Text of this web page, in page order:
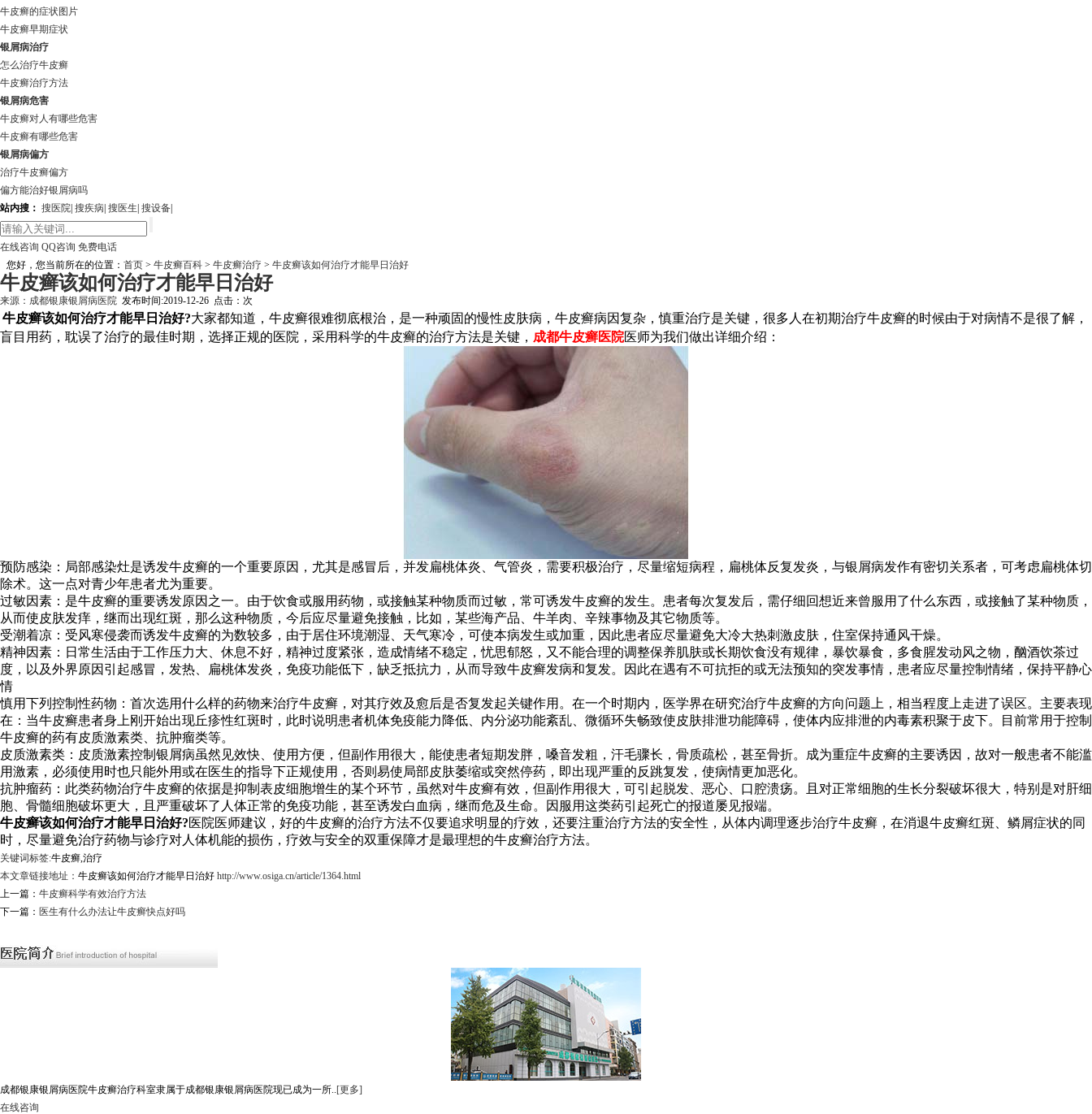
牛皮癣的症状图片
牛皮癣早期症状
银屑病治疗
怎么治疗牛皮癣
牛皮癣治疗方法
银屑病危害
牛皮癣对人有哪些危害
牛皮癣有哪些危害
银屑病偏方
治疗牛皮癣偏方
偏方能治好银屑病吗
站内搜： 搜医院 搜疾病 搜医生 搜设备
在线咨询 QQ咨询 免费电话
您好，您当前所在的位置： 首页 > 牛皮癣百科 > 牛皮癣治疗 > 牛皮癣该如何治疗才能早日治好
牛皮癣该如何治疗才能早日治好
来源： 成都银康银屑病医院 发布时间:2019-12-26 点击： 次
牛皮癣该如何治疗才能早日治好?大家都知道，牛皮癣很难彻底根治，是一种顽固的慢性皮肤病，牛皮癣病因复杂，慎重治疗是关键，很多人在初期治疗牛皮癣的时候由于对病情不是很了解，
盲目用药，耽误了治疗的最佳时期，选择正规的医院，采用科学的牛皮癣的治疗方法是关键， 成都牛皮癣医院医师为我们做出详细介绍：
预防感染：局部感染灶是诱发牛皮癣的一个重要原因，尤其是感冒后，并发扁桃体炎、气管炎，需要积极治疗，尽量缩短病程，扁桃体反复发炎，与银屑病发作有密切关系者，可考虑扁桃体切
除术。这一点对青少年患者尤为重要。
过敏因素：是牛皮癣的重要诱发原因之一。由于饮食或服用药物，或接触某种物质而过敏，常可诱发牛皮癣的发生。患者每次复发后，需仔细回想近来曾服用了什么东西，或接触了某种物质，
从而使皮肤发痒，继而出现红斑，那么这种物质，今后应尽量避免接触，比如，某些海产品、牛羊肉、辛辣事物及其它物质等。
受潮着凉：受风寒侵袭而诱发牛皮癣的为数较多，由于居住环境潮湿、天气寒冷，可使本病发生或加重，因此患者应尽量避免大冷大热刺激皮肤，住室保持通风干燥。
精神因素：日常生活由于工作压力大、休息不好，精神过度紧张，造成情绪不稳定，忧思郁怒，又不能合理的调整保养肌肤或长期饮食没有规律，暴饮暴食，多食腥发动风之物，酗酒饮茶过
度，以及外界原因引起感冒，发热、扁桃体发炎，免疫功能低下，缺乏抵抗力，从而导致牛皮癣发病和复发。因此在遇有不可抗拒的或无法预知的突发事情，患者应尽量控制情绪，保持平静心
情
慎用下列控制性药物：首次选用什么样的药物来治疗牛皮癣，对其疗效及愈后是否复发起关键作用。在一个时期内，医学界在研究治疗牛皮癣的方向问题上，相当程度上走进了误区。主要表现
在：当牛皮癣患者身上刚开始出现丘疹性红斑时，此时说明患者机体免疫能力降低、内分泌功能紊乱、微循环失畅致使皮肤排泄功能障碍，使体内应排泄的内毒素积聚于皮下。目前常用于控制
牛皮癣的药有皮质激素类、抗肿瘤类等。
皮质激素类：皮质激素控制银屑病虽然见效快、使用方便，但副作用很大，能使患者短期发胖，嗓音发粗，汗毛骤长，骨质疏松，甚至骨折。成为重症牛皮癣的主要诱因，故对一般患者不能滥
用激素，必须使用时也只能外用或在医生的指导下正规使用，否则易使局部皮肤萎缩或突然停药，即出现严重的反跳复发，使病情更加恶化。
抗肿瘤药：此类药物治疗牛皮癣的依据是抑制表皮细胞增生的某个环节，虽然对牛皮癣有效，但副作用很大，可引起脱发、恶心、口腔溃疡。且对正常细胞的生长分裂破坏很大，特别是对肝细
胞、骨髓细胞破坏更大，且严重破坏了人体正常的免疫功能，甚至诱发白血病，继而危及生命。因服用这类药引起死亡的报道屡见报端。
牛皮癣该如何治疗才能早日治好?医院医师建议，好的牛皮癣的治疗方法不仅要追求明显的疗效，还要注重治疗方法的安全性，从体内调理逐步治疗牛皮癣，在消退牛皮癣红斑、鳞屑症状的同
时，尽量避免治疗药物与诊疗对人体机能的损伤，疗效与安全的双重保障才是最理想的牛皮癣治疗方法。
关键词标签:牛皮癣,治疗
本文章链接地址： 牛皮癣该如何治疗才能早日治好 http://www.osiga.cn/article/1364.html
上一篇： 牛皮癣科学有效治疗方法
下一篇： 医生有什么办法让牛皮癣快点好吗
成都银康银屑病医院牛皮癣治疗科室隶属于成都银康银屑病医院现已成为一所..[更多]
在线咨询